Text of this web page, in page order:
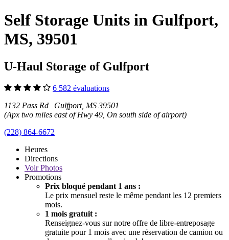
Self Storage Units in Gulfport,
MS, 39501
U-Haul Storage of Gulfport
6 582 évaluations
1132 Pass Rd Gulfport, MS 39501
(Apx two miles east of Hwy 49, On south side of airport)
(228) 864-6672
Heures
Directions
VoirPhotos
Promotions
Prix bloqué pendant 1 ans :
Le prix mensuel reste le même pendant les 12 premiers
mois.
1 mois gratuit :
Renseignez-vous sur notre offre de libre-entreposage
gratuite pour 1 mois avec une réservation de camion ou